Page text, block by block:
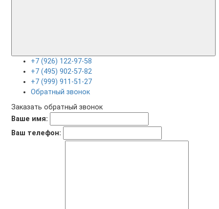
+7 (926) 122-97-58
+7 (495) 902-57-82
+7 (999) 911-51-27
Обратный звонок
Заказать обратный звонок
Ваше имя:
Ваш телефон: